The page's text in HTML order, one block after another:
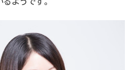
ようです。